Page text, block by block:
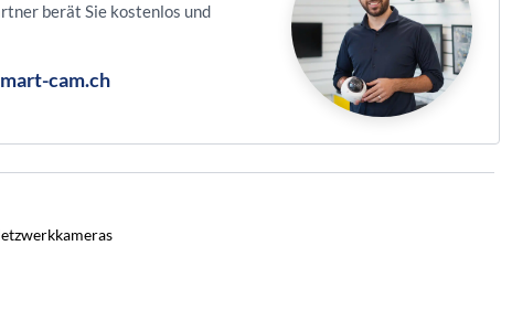
berät Sie kostenlos und
cam.ch